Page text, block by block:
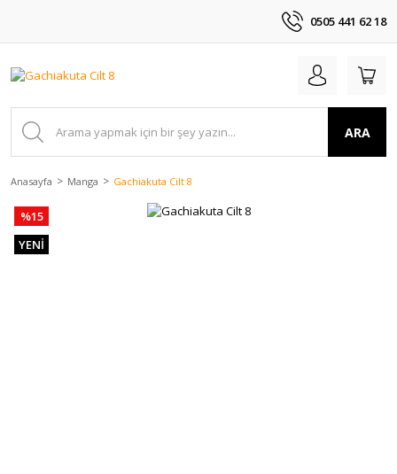
0505 441 62 18
ARA
Anasayfa Manga Gachiakuta Cilt 8
%15
YENİ